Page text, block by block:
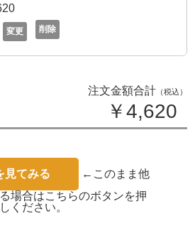
変更 削除
注文金額合計（税込）
￥4,620
見てみる
←このまま他
場合はこちらのボタンを押
ください。